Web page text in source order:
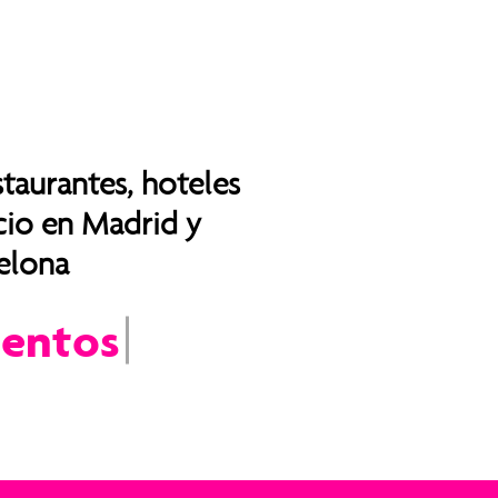
hoteles
en Madrid y